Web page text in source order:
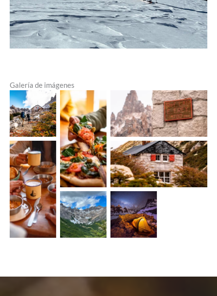
Galería de imágenes